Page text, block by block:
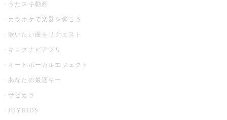
うたスキ動画
カラオケで楽器を弾こう
歌いたい曲をリクエスト
キョクナビアプリ
オートボーカルエフェクト
あなたの最適キー
サビカラ
JOYKIDS